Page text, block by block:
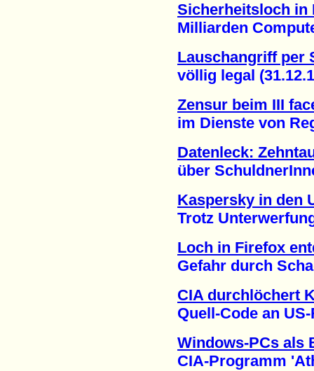
Sicherheitsloch in
Milliarden
Lauschangriff per
völlig legal
Zensur beim III
im Dienste von
Datenleck:
über
Kaspersky in den
Trotz Unterwerfung
Loch in Firefox
Gefahr durch
CIA durchlöchert
Quell-Code an US-
Windows-PCs als
CIA-Programm